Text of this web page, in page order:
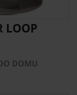
LOOP
DOMU